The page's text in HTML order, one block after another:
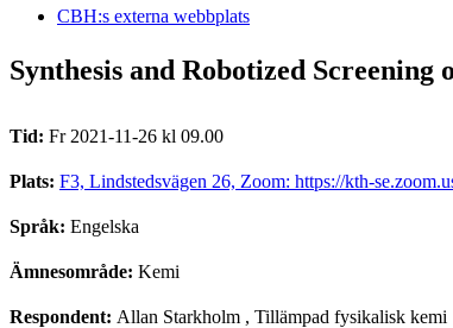
CBH:s externa webbplats
Synthesis and Robotized
Tid: Fr 2021-11-26 kl 09.00
Plats: F3, Lindstedsvägen 26, Zoom: https://kth-
Språk: Engelska
Ämnesområde: Kemi
Respondent: Allan Starkholm , Tillämpad fysikalisk kemi